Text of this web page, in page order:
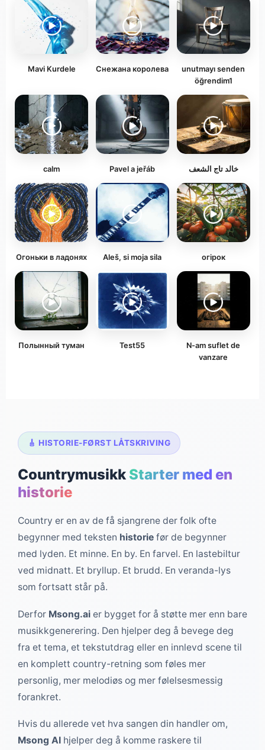
Mavi Kurdele Снежана королева
unutmayı senden
öğrendim1
calm Pavel a jeřáb خالد تاج الشعف
Огоньки в ладонях Aleš, si moja sila огірок
Полынный туман Test55
N-am suflet de
vanzare
🎸 HISTORIE-FØRST LÅTSKRIVING
Countrymusikk Starter med en
historie
Country er en av de få sjangrene der folk ofte
begynner med teksten historie før de begynner
med lyden. Et minne. En by. En farvel. En lastebiltur
ved midnatt. Et bryllup. Et brudd. En veranda-lys
som fortsatt står på.
Derfor Msong.ai er bygget for å støtte mer enn bare
musikkgenerering. Den hjelper deg å bevege deg
fra et tema, et tekstutdrag eller en innlevd scene til
en komplett country-retning som føles mer
personlig, mer melodiøs og mer følelsesmessig
forankret.
Hvis du allerede vet hva sangen din handler om,
Msong AI hjelper deg å komme raskere til